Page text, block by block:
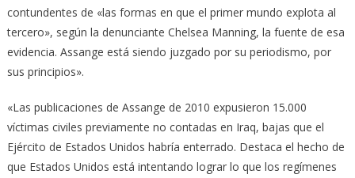
contundentes de «las formas en que el primer mundo explota al
tercero», según la denunciante Chelsea Manning, la fuente de esa
evidencia. Assange está siendo juzgado por su periodismo, por
sus principios».
«Las publicaciones de Assange de 2010 expusieron 15.000
víctimas civiles previamente no contadas en Iraq, bajas que el
Ejército de Estados Unidos habría enterrado. Destaca el hecho de
que Estados Unidos está intentando lograr lo que los regímenes